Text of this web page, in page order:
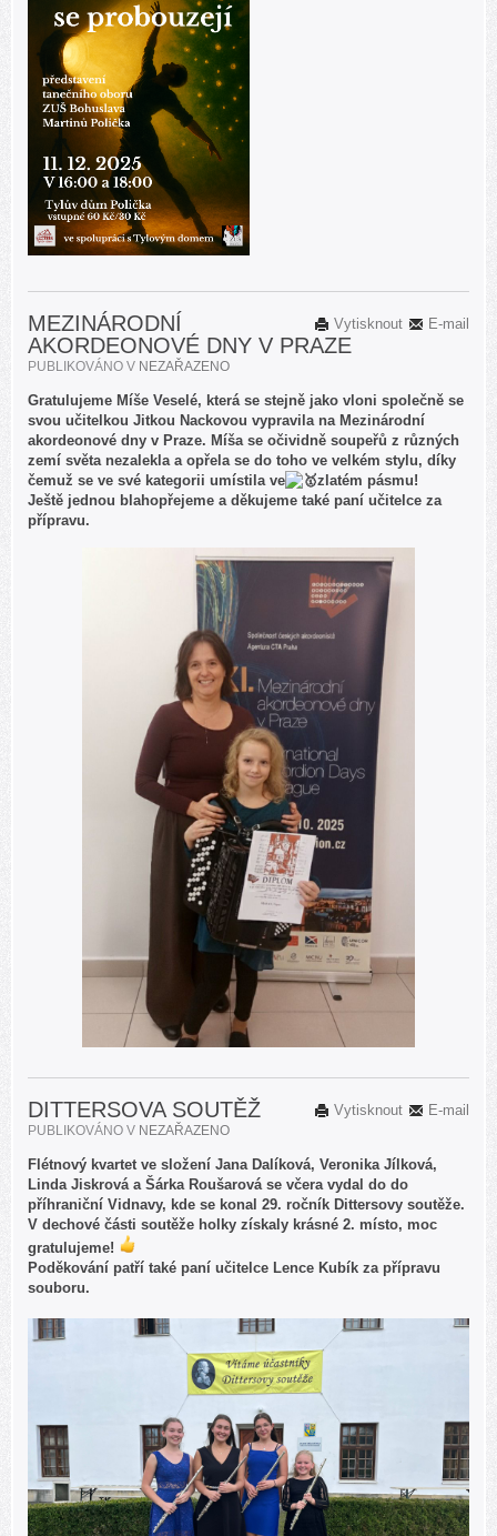
E-mail
Vytisknout
MEZINÁRODNÍ
AKORDEONOVÉ DNY V PRAZE
PUBLIKOVÁNO V NEZAŘAZENO
Gratulujeme Míše Veselé, která se stejně jako vloni společně se
svou učitelkou Jitkou Nackovou vypravila na Mezinárodní
akordeonové dny v Praze. Míša se očividně soupeřů z různých
zemí světa nezalekla a opřela se do toho ve velkém stylu, díky
čemuž se ve své kategorii umístila ve
zlatém pásmu!
Ještě jednou blahopřejeme a děkujeme také paní učitelce za
přípravu.
E-mail
Vytisknout
DITTERSOVA SOUTĚŽ
PUBLIKOVÁNO V NEZAŘAZENO
Flétnový kvartet ve složení Jana Dalíková, Veronika Jílková,
Linda Jiskrová a Šárka Roušarová se včera vydal do do
příhraniční Vidnavy, kde se konal 29. ročník Dittersovy soutěže.
V dechové části soutěže holky získaly krásné 2. místo, moc
gratulujeme!
Poděkování patří také paní učitelce Lence Kubík za přípravu
souboru.